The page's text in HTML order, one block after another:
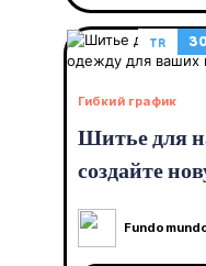
TR
Гибкий график
Шитье для
создайте
ваших